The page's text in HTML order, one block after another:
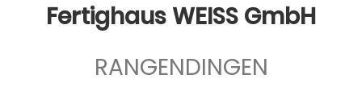
Fertighaus WEISS GmbH
RANGENDINGEN